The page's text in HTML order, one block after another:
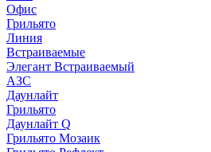
Офис
Грильято
Линия
Встраиваемые
Элегант Встраиваемый
АЗС
Даунлайт
Грильято
Даунлайт Q
Грильято Мозаик